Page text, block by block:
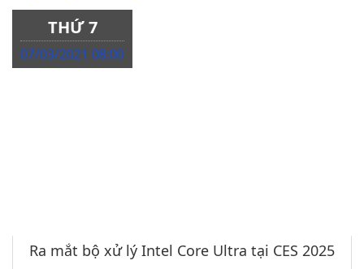
THỨ 7
07/03/2021 08:00
Ra mắt bộ xử lý Intel Core Ultra tại CES 2025